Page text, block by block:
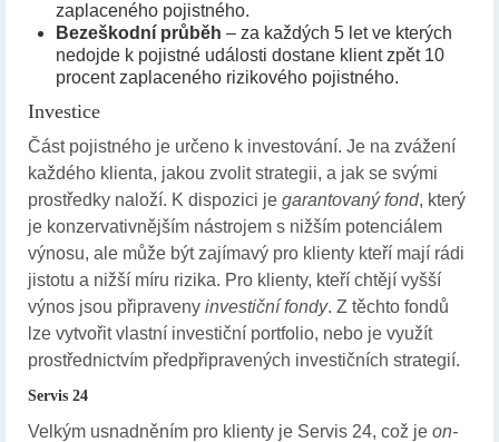
zaplaceného pojistného.
Bezeškodní průběh – za každých 5 let ve kterých
nedojde k pojistné události dostane klient zpět 10
procent zaplaceného rizikového pojistného.
Investice
Část pojistného je určeno k investování. Je na zvážení
každého klienta, jakou zvolit strategii, a jak se svými
prostředky naloží. K dispozici je garantovaný fond, který
je konzervativnějším nástrojem s nižším potenciálem
výnosu, ale může být zajímavý pro klienty kteří mají rádi
jistotu a nižší míru rizika. Pro klienty, kteří chtějí vyšší
výnos jsou připraveny investiční fondy. Z těchto fondů
lze vytvořit vlastní investiční portfolio, nebo je využít
prostřednictvím předpřipravených investičních strategií.
Servis 24
Velkým usnadněním pro klienty je Servis 24, což je on-